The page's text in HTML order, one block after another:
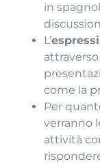
in
L’
come la
Per
verranno
attività